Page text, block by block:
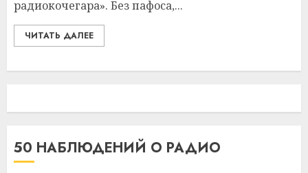
радиокочегара». Без пафоса,...
ЧИТАТЬ ДАЛЕЕ
50 НАБЛЮДЕНИЙ О РАДИО